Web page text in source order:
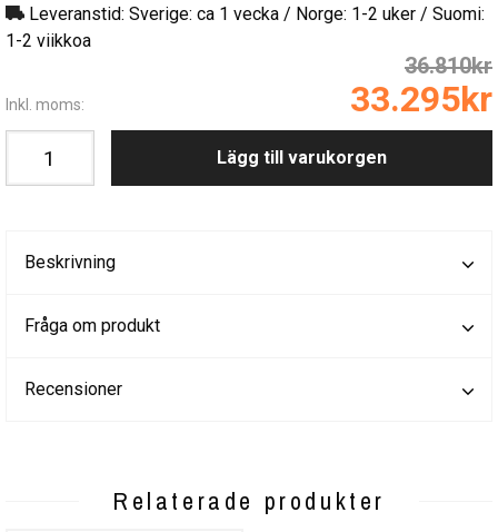
Leveranstid: Sverige: ca 1 vecka / Norge: 1-2 uker / Suomi:
1-2 viikkoa
Inkl. moms:
36.810kr
33.295kr
Lägg till varukorgen
Beskrivning
Fråga om produkt
Recensioner
Relaterade produkter